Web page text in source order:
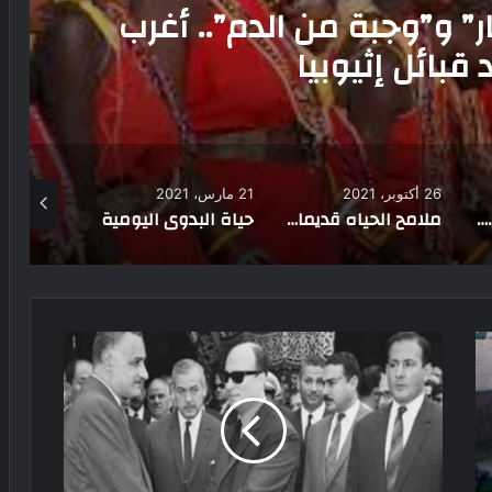
شعبي كانت تتوقف فيه
لعودة غواصي اللؤلؤ
ملامح الحياه قديما في حلايب وشلاتين
21 مارس، 2021
حياة البدوى اليومية
22 مايو، 2022
«حساء النمل» و«الأفاعي المقلية».. تعرف على أغرب الأكلات حول العالم